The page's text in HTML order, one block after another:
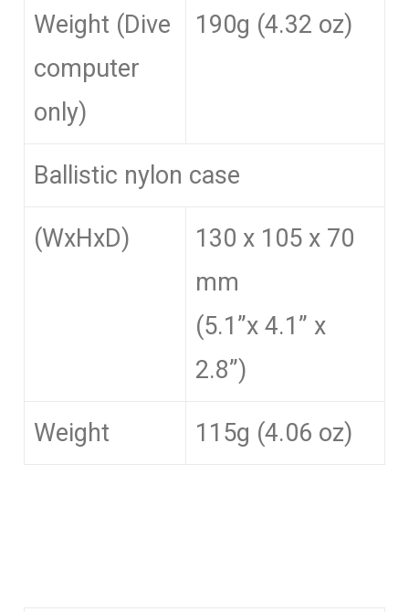
Weight (Dive
computer
only)
190g (4.32 oz)
Ballistic nylon case
(WxHxD)
130 x 105 x 70
mm
(5.1”x 4.1” x
2.8”)
Weight 115g (4.06 oz)